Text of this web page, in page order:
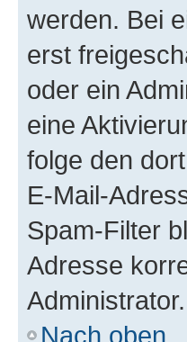
werden. Bei
erst
oder ein
eine
folge den
E-Mail-
Spam-Filter
Adresse
Administrator.
Nach oben